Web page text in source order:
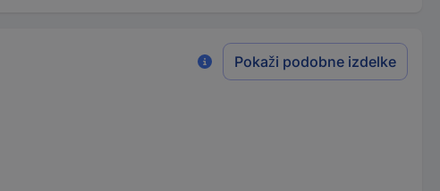
Pokaži podobne izdelke